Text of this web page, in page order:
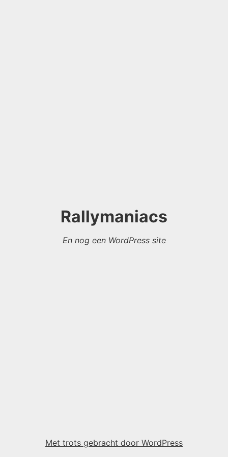
Rallymaniacs
En nog een WordPress site
Met trots gebracht door WordPress